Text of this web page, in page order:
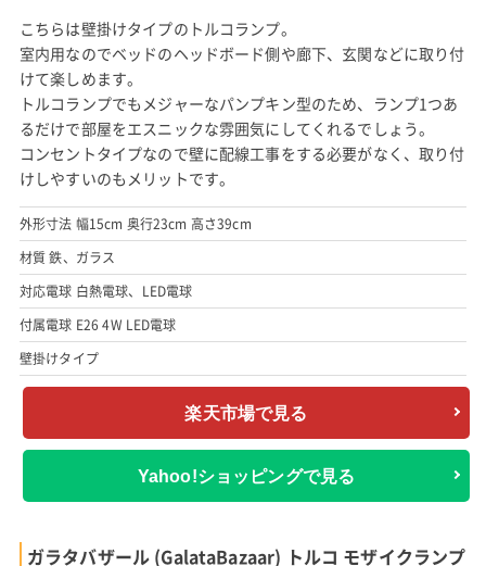
こちらは壁掛けタイプのトルコランプ。
室内用なのでベッドのヘッドボード側や廊下、玄関などに取り付
けて楽しめます。
トルコランプでもメジャーなパンプキン型のため、ランプ1つあ
るだけで部屋をエスニックな雰囲気にしてくれるでしょう。
コンセントタイプなので壁に配線工事をする必要がなく、取り付
けしやすいのもメリットです。
外形寸法 幅15cm 奥行23cm 高さ39cm
材質 鉄、ガラス
対応電球 白熱電球、LED電球
付属電球 E26 4W LED電球
壁掛けタイプ
楽天市場で見る
Yahoo!ショッピングで見る
ガラタバザール (GalataBazaar) トルコ モザイクランプ